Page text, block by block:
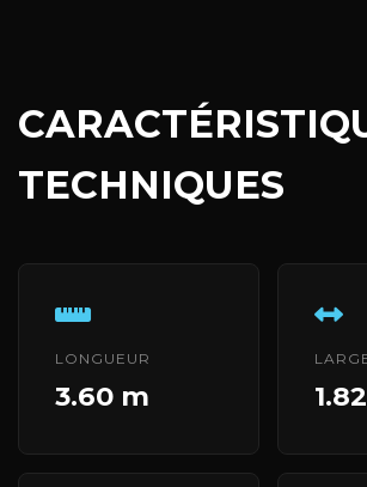
TECHNIQUES
LONGUEUR
3.60 m